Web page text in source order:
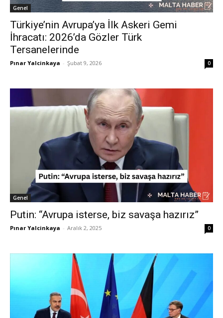
Genel
Türkiye’nin Avrupa’ya İlk Askeri Gemi
İhracatı: 2026’da Gözler Türk
Tersanelerinde
Pınar Yalcinkaya - Şubat 9, 2026 0
Genel
Putin: “Avrupa isterse, biz savaşa hazırız”
Pınar Yalcinkaya - Aralık 2, 2025 0